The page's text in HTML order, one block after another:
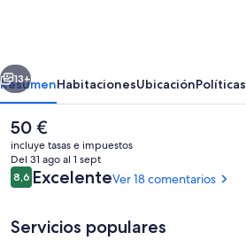
Siguiente
13+
ResumenHabitacionesUbicaciónPolíticas
El
precio
actual
es
de
50 €
incluye tasas e impuestos
Del 31 ago al 1 sept
Comentarios
8,68,6 de 10
ExcelenteVer 18 comentarios
Servicios populares